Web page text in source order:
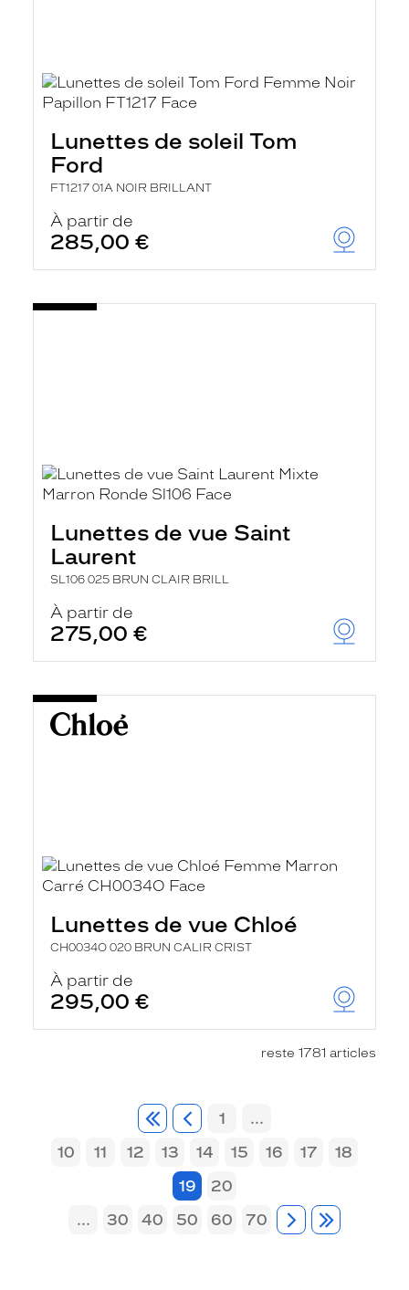
Lunettes de soleil Tom
Ford
FT1217 01A NOIR BRILLANT
À partir de
285,00 €
Lunettes de vue Saint
Laurent
SL106 025 BRUN CLAIR BRILL
À partir de
275,00 €
Lunettes de vue Chloé
CH0034O 020 BRUN CALIR CRIST
À partir de
295,00 €
reste 1781 articles
1
...
10
11 12 13 14 15 16 17
18
19
20
...
30 40 50 60 70